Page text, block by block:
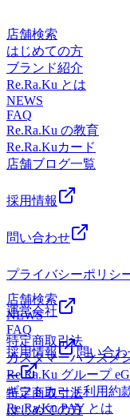
ださい。．．．★
★。☆。★．．．『肩
とり入れた整体ファ
ッサージとは違うボ
♪Re.Ra.Ku 尾山台店
ージファンにも大人
トレッチ＃リフレク
店舗検索
はじめての方
ブランド紹介
Re.Ra.Ku とは
NEWS
FAQ
Re.Ra.Ku の教育
Re.Ra.Kuカード
店舗ブログ一覧
採用情報
問い合わせ
プライバシーポリシ
運営会社
特定商取引法
カスタマーハラスメ
Re.Ra.Ku グループ
ギフトカード利用約
Re.Ra.Ku PAY とは
店舗検索
NEWS
FAQ
採用情報
問い合
ー
特定商取引法
はじめての方